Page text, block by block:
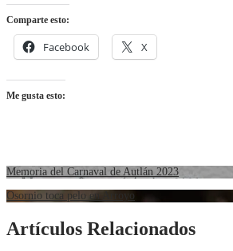
Comparte esto:
Facebook X
Me gusta esto:
Memoria del Carnaval de Autlán 2023
Osornio toca pelo en Arroyo
Artículos Relacionados